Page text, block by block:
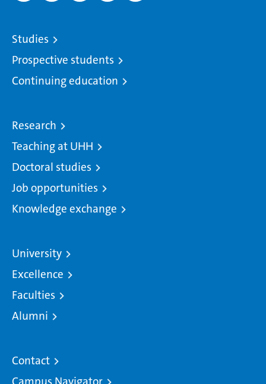
Studies
Prospective students
Continuing education
Research
Teaching at UHH
Doctoral studies
Job opportunities
Knowledge exchange
University
Excellence
Faculties
Alumni
Contact